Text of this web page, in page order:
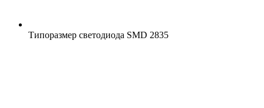
Типоразмер светодиода SMD 2835